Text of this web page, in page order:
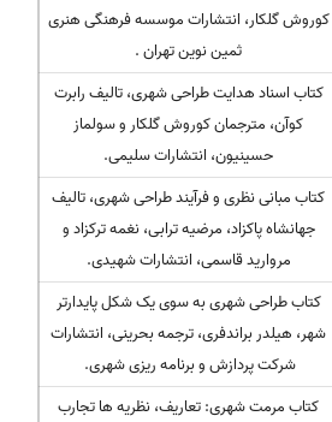
کوروش گلکار، انتشارات موسسه فرهنگی هنری
ثمین نوین تهران .
کتاب اسناد هدایت طراحی شهری، تالیف رابرت
کوآن، مترجمان کوروش گلکار و سولماز
حسینیون، انتشارات سلیمی.
کتاب مبانی نظری و فرآیند طراحی شهری، تالیف
جهانشاه پاکزاد، مرضیه ترابی، نغمه ترکزاد و
مروارید قاسمی، انتشارات شهیدی.
کتاب طراحی شهری به سوی یک شکل پایدارتر
شهر، هیلدر براندفری، ترجمه بحرینی، انتشارات
شرکت پردازش و برنامه ریزی شهری.
کتاب مرمت شهری: تعاریف، نظریه ها تجارب